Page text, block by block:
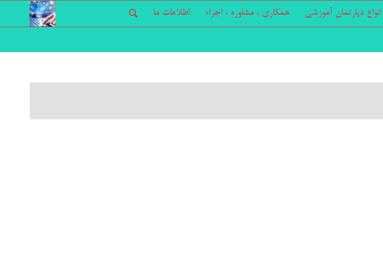
انواع دپارتمان آموزشی همکاری ، مشاوره ، اجراء اطلاعات ما